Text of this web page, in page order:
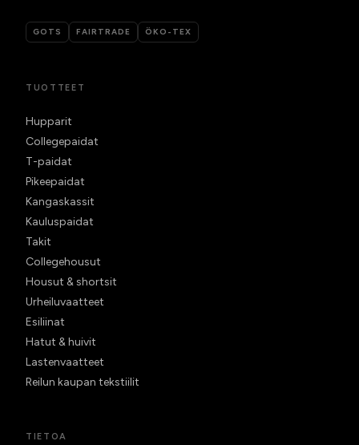
GOTS FAIRTRADE ÖKO-TEX
TUOTTEET
Hupparit
Collegepaidat
T-paidat
Pikeepaidat
Kangaskassit
Kauluspaidat
Takit
Collegehousut
Housut & shortsit
Urheiluvaatteet
Esiliinat
Hatut & huivit
Lastenvaatteet
Reilun kaupan tekstiilit
TIETOA